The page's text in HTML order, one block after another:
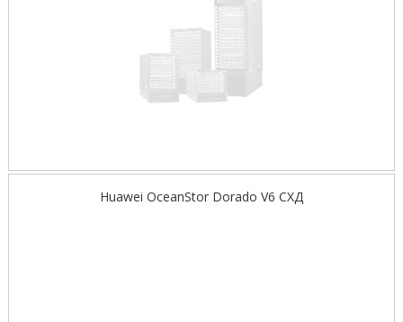
Huawei OceanStor Dorado V6 СХД